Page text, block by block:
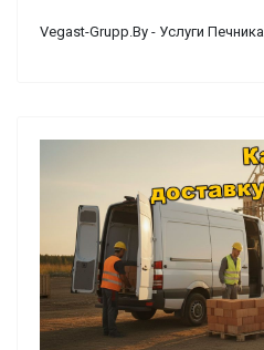
Vegast-Grupp.By - Услуги Печника